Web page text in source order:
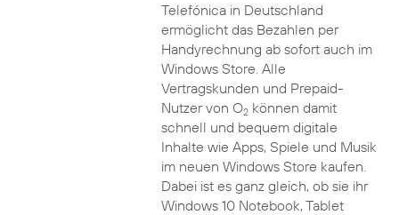
Telefónica in Deutschland
ermöglicht das Bezahlen per
Handyrechnung ab sofort auch im
Windows Store. Alle
Vertragskunden und Prepaid-
Nutzer von O2können damit
schnell und bequem digitale
Inhalte wie Apps, Spiele und Musik
im neuen Windows Store kaufen.
Dabei ist es ganz gleich, ob sie ihr
Windows 10 Notebook, Tablet